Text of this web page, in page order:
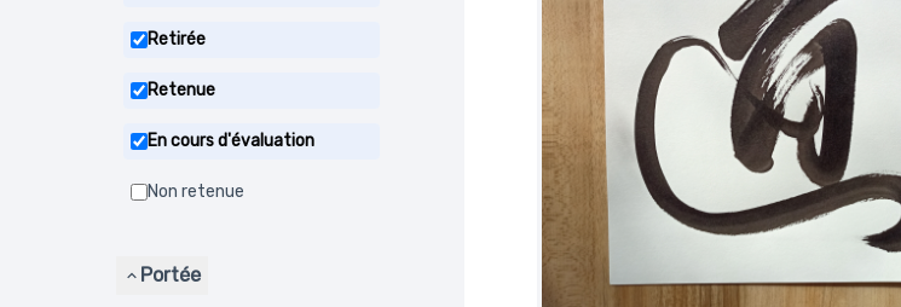
Retirée
Retenue
En cours d'évaluation
Non retenue
Portée